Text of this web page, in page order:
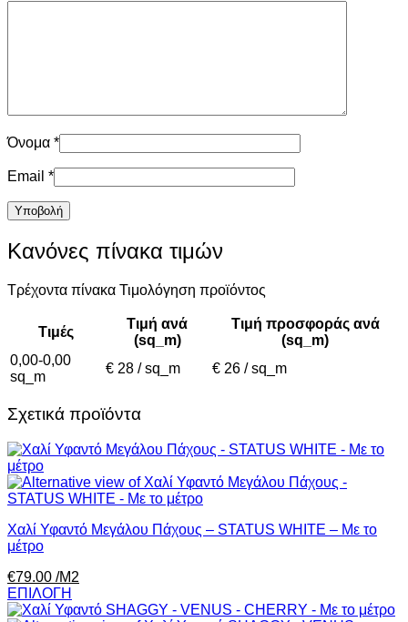
Όνομα *
Email *
Κανόνες πίνακα τιμών
Τρέχοντα πίνακα Τιμολόγηση προϊόντος
Τιμές
Τιμή ανά
(sq_m)
Τιμή προσφοράς ανά
(sq_m)
0,00-0,00
sq_m
€ 28 / sq_m € 26 / sq_m
Σχετικά προϊόντα
Χαλί Υφαντό Μεγάλου Πάχους – STATUS WHITE – Με το
μέτρο
€79.00 /Μ2
ΕΠΙΛΟΓΗ